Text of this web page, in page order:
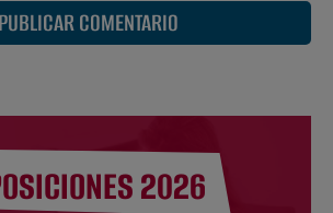
PUBLICAR COMENTARIO
2026